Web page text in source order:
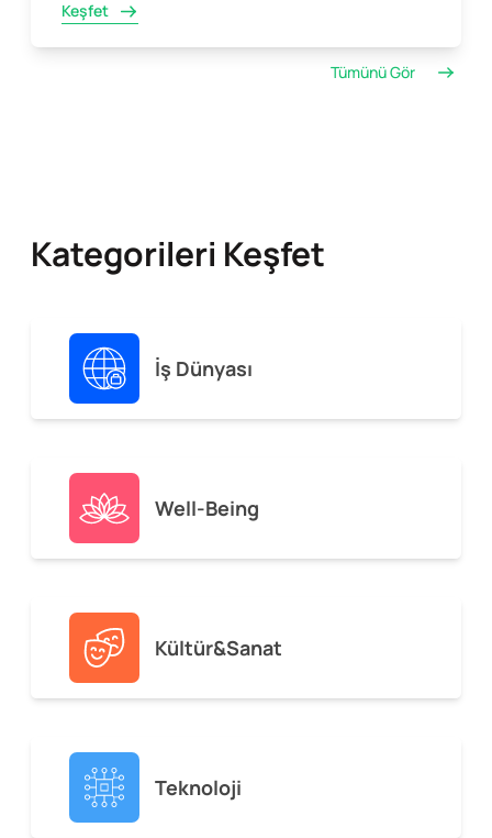
Keşfet
Tümünü Gör
Kategorileri Keşfet
İş Dünyası
Well-Being
Kültür&Sanat
Teknoloji